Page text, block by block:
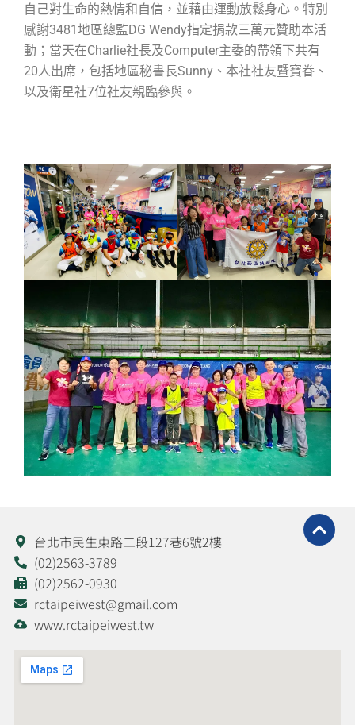
自己對生命的熱情和自信，並藉由運動放鬆身心。特別
感謝3481地區總監DG Wendy指定捐款三萬元贊助本活
動；當天在Charlie社長及Computer主委的帶領下共有
20人出席，包括地區秘書長Sunny、本社社友暨寶眷、
以及衛星社7位社友親臨參與。
台北市民生東路二段127巷6號2樓
(02)2563-3789
(02)2562-0930
rctaipeiwest@gmail.com
www.rctaipeiwest.tw